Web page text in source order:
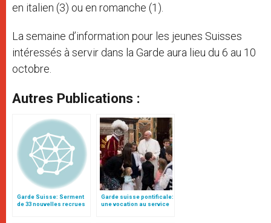
en italien (3) ou en romanche (1).
La semaine d’information pour les jeunes Suisses
intéressés à servir dans la Garde aura lieu du 6 au 10
octobre.
Autres Publications :
Garde Suisse: Serment
de 33 nouvelles recrues
Garde suisse pontificale:
une vocation au service